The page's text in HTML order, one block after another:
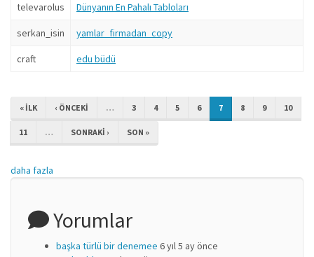
televarolus Dünyanın En Pahalı Tabloları
serkan_isin yamlar_firmadan_copy
craft edu büdü
« ILK ‹ ÖNCEKI … 3 4 5 6 7 8 9 10
11 … SONRAKI › SON »
daha fazla
Yorumlar
başka türlü bir denemee 6 yıl 5 ay önce